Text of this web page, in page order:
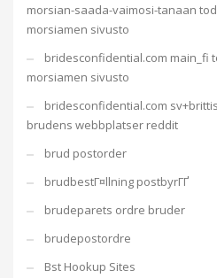
morsian-saada-vaimosi-tanaan
morsiamen sivusto
bridesconfidential.com main_fi
morsiamen sivusto
bridesconfidential.com
brudens webbplatser reddit
brud postorder
brudbestГ¤llning postbyrГҐ
brudeparets ordre bruder
brudepostordre
Bst Hookup Sites